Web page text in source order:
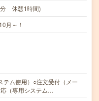
休憩1時間)
月～！
テム使用）○注文受付（メー
応（専用システム…